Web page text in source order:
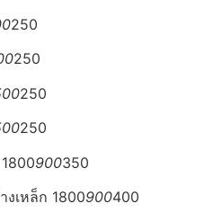
250
250
250
250
900350
เหล็ก 1800900400